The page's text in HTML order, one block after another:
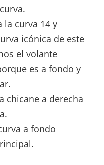
la curva 14 y
icónica de este
el volante
es a fondo y
chicane a derecha
a fondo